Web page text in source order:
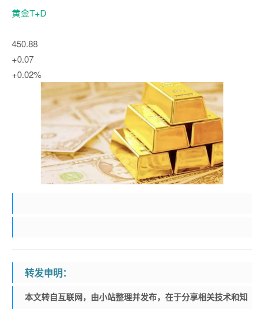
黄金T+D
450.88
+0.07
+0.02%
转发申明：
本文转自互联网，由小站整理并发布，在于分享相关技术和知